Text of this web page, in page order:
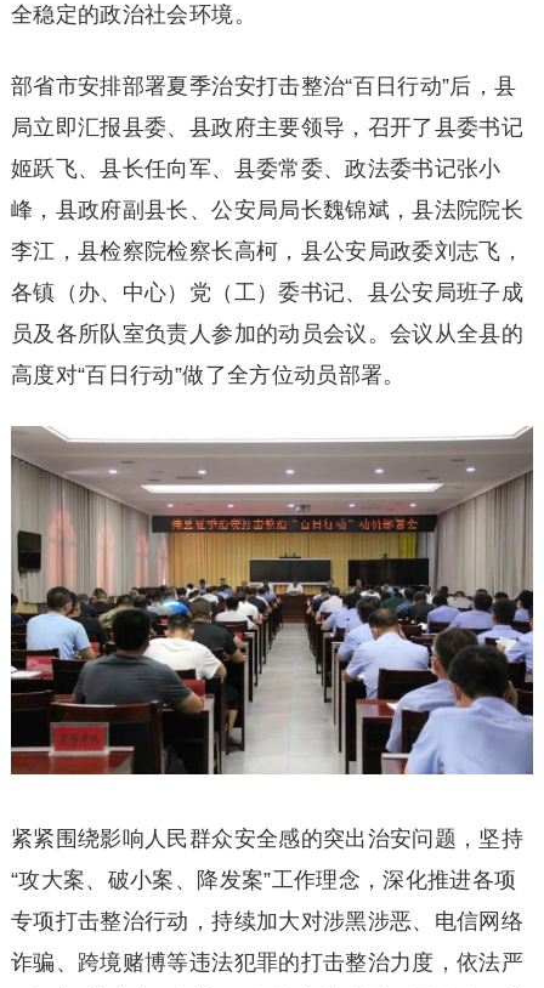
全稳定的政治社会环境。
部省市安排部署夏季治安打击整治“百日行动”后，县
局立即汇报县委、县政府主要领导，召开了县委书记
姬跃飞、县长任向军、县委常委、政法委书记张小
峰，县政府副县长、公安局局长魏锦斌，县法院院长
李江，县检察院检察长高柯，县公安局政委刘志飞，
各镇（办、中心）党（工）委书记、县公安局班子成
员及各所队室负责人参加的动员会议。会议从全县的
高度对“百日行动”做了全方位动员部署。
紧紧围绕影响人民群众安全感的突出治安问题，坚持
“攻大案、破小案、降发案”工作理念，深化推进各项
专项打击整治行动，持续加大对涉黑涉恶、电信网络
诈骗、跨境赌博等违法犯罪的打击整治力度，依法严